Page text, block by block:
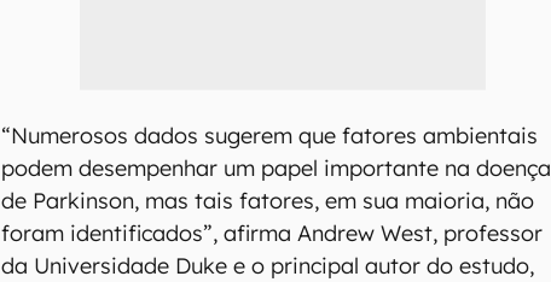
“Numerosos dados sugerem que fatores ambientais
podem desempenhar um papel importante na doença
de Parkinson, mas tais fatores, em sua maioria, não
foram identificados”, afirma Andrew West, professor
da Universidade Duke e o principal autor do estudo,